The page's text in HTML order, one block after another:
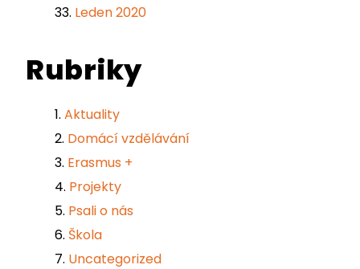
Leden 2020
Rubriky
Aktuality
Domácí vzdělávání
Erasmus +
Projekty
Psali o nás
Škola
Uncategorized